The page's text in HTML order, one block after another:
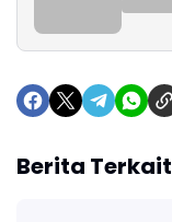
Berita Terkait